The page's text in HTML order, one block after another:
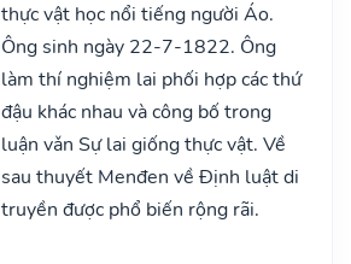
thực vật học nổi tiếng người Áo.
Ông sinh ngày 22-7-1822. Ông
làm thí nghiệm lai phối hợp các thứ
đậu khác nhau và công bố trong
luận vǎn Sự lai giống thực vật. Về
sau thuyết Menđen về Định luật di
truyền được phổ biến rộng rãi.